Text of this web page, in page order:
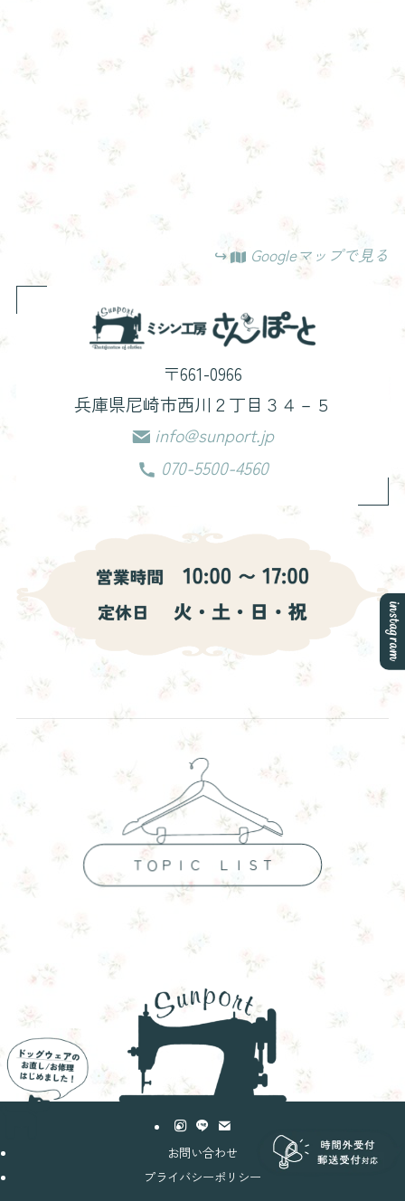
↪︎ Googleマップで見る
〒661-0966
兵庫県尼崎市西川２丁目３４－５
info@sunport.jp
070-5500-4560
ＴＯＰＩＣ ＬＩＳＴ
instagram
お問い合わせ
プライバシーポリシー